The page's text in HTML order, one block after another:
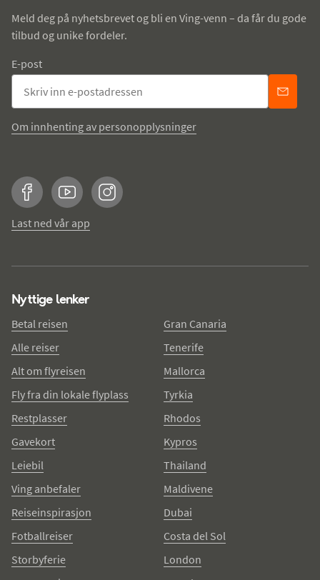
Meld deg på nyhetsbrevet og bli en Ving-venn – da får du gode
tilbud og unike fordeler.
E-post
Om innhenting av personopplysninger
FacebookYouTubeInstagram
Last ned vår app
Nyttige lenker
Betal reisen
Alle reiser
Alt om flyreisen
Fly fra din lokale flyplass
Restplasser
Gavekort
Leiebil
Ving anbefaler
Reiseinspirasjon
Fotballreiser
Storbyferie
Gran Canaria
Tenerife
Mallorca
Tyrkia
Rhodos
Kypros
Thailand
Maldivene
Dubai
Costa del Sol
London